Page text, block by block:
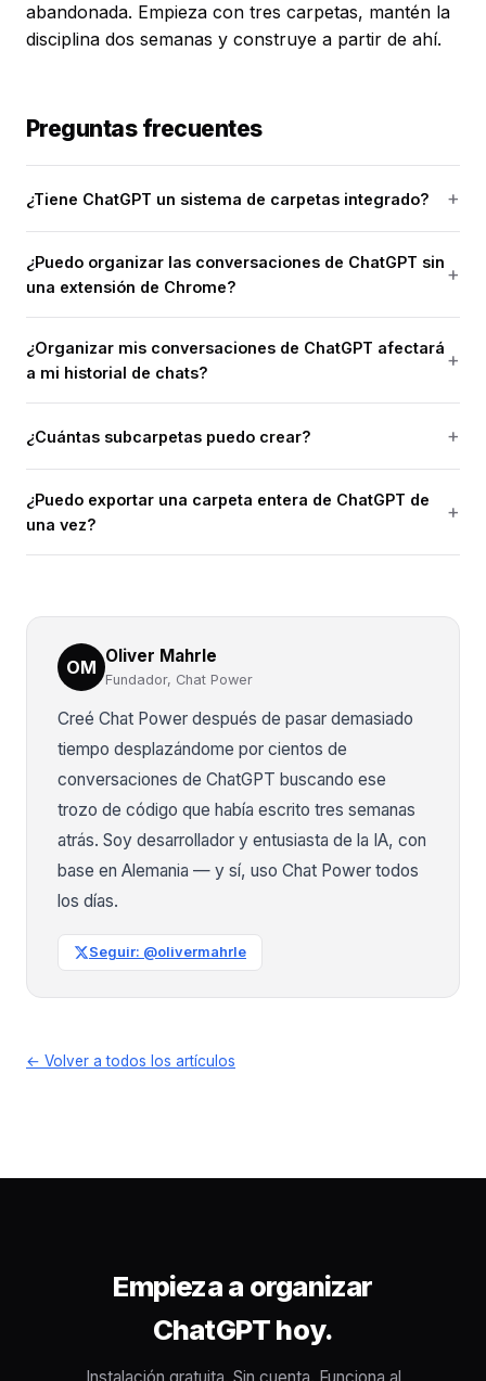
abandonada. Empieza con tres carpetas, mantén la
disciplina dos semanas y construye a partir de ahí.
Preguntas frecuentes
¿Tiene ChatGPT un sistema de carpetas integrado?
¿Puedo organizar las conversaciones de ChatGPT sin
una extensión de Chrome?
¿Organizar mis conversaciones de ChatGPT afectará
a mi historial de chats?
¿Cuántas subcarpetas puedo crear?
¿Puedo exportar una carpeta entera de ChatGPT de
una vez?
OM Oliver Mahrle
Fundador, Chat Power
Creé Chat Power después de pasar demasiado
tiempo desplazándome por cientos de
conversaciones de ChatGPT buscando ese
trozo de código que había escrito tres semanas
atrás. Soy desarrollador y entusiasta de la IA, con
base en Alemania — y sí, uso Chat Power todos
los días.
Seguir: @olivermahrle
← Volver a todos los artículos
Empieza a organizar
ChatGPT hoy.